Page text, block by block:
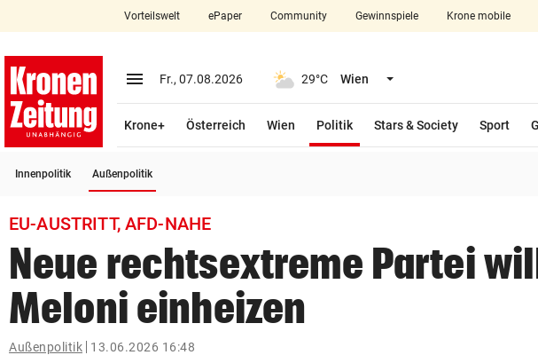
closeSchließen
account_circle Anmelden
arrow_right
bookmark
search
Suchbegriff
eingeben
Vorteilswelt ePaper Community Gewinnspiele Krone mobile
menu Menü aufklappen
Fr., 07.08.2026 29°C Wien Menü aufklappen
Krone+ Österreich Wien Politik
Stars & Society
Sport
Innenpolitik Außenpolitik
EU-AUSTRITT, AFD-NAHE
Neue rechtsextreme Partei
Meloni einheizen
Außenpolitik 13.06.2026 16:48